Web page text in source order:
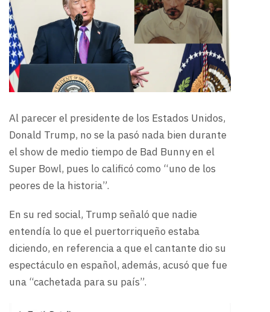
Al parecer el presidente de los Estados Unidos,
Donald Trump, no se la pasó nada bien durante
el show de medio tiempo de Bad Bunny en el
Super Bowl, pues lo calificó como “uno de los
peores de la historia”.
En su red social, Trump señaló que nadie
entendía lo que el puertorriqueño estaba
diciendo, en referencia a que el cantante dio su
espectáculo en español, además, acusó que fue
una “cachetada para su país”.